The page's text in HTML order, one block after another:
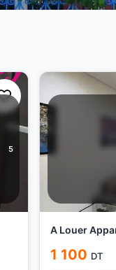
5
A Louer
1 100 DT